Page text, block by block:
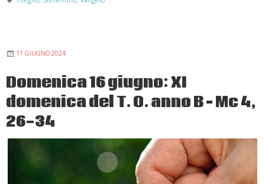
41)
11 GIUGNO 2024
Domenica 16 giugno: XI
domenica del T. O. anno B – Mc 4,
26-34